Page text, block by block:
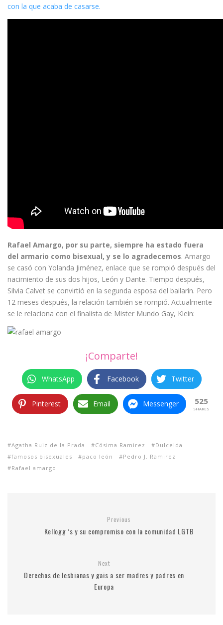
con la que acaba de casarse.
Rafael Amargo, por su parte, siempre ha estado fuera
del armario como bisexual, y se lo agradecemos. Amargo
se casó con Yolanda Jiménez, enlace que se rompió después del
nacimiento de sus dos hijos, León y Dante. Tiempo después,
Silvia Calvet se convirtió en la segunda esposa del bailarín. Pero
12 meses después, la relación también se rompió. Actualmente
se le relaciona con el finalista de Mister Mundo Gay, Klein:
¡Comparte!
WhatsApp Facebook Twitter
Pinterest Email Messenger 525
SHARES
Agatha Ruiz de la Prada Cósima Ramirez
Dulceida
famosos bisexuales
paco león
Pedro J. Ramirez
Rafael amargo
Previous
Kellogg ’s y su compromiso con la comunidad LGTB
Next
Derechos de lesbianas y gais a ser madres y padres en
Europa